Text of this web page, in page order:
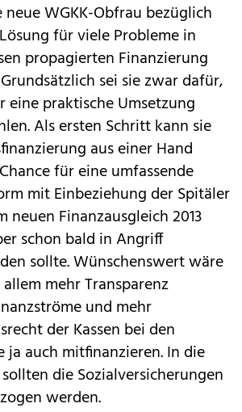
WGKK-Obfrau bezüglich
für viele Probleme in
propagierten Finanzierung
sei sie zwar dafür,
eine praktische Umsetzung
Als ersten Schritt kann sie
aus einer Hand
für eine umfassende
mit Einbeziehung der Spitäler
neuen Finanzausgleich 2013
schon bald in Angriff
sollte. Wünschenswert wäre
mehr Transparenz
und mehr
der Kassen bei den
ja auch mitfinanzieren. In die
die Sozialversicherungen
werden.